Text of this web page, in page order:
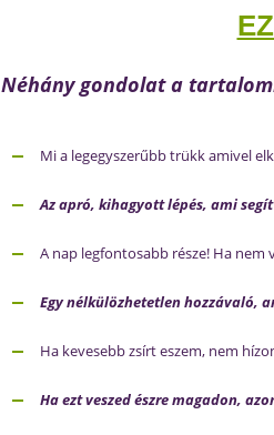
Néhány gondolat a
Mi a legegyszerűbb trükk amivel
Az apró, kihagyott lépés, ami
A nap legfontosabb része! Ha nem
Egy nélkülözhetetlen hozzávaló,
Ha kevesebb zsírt eszem, nem
Haezt veszed észremagadon,